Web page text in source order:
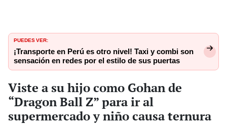
PUEDES VER:
¡Transporte en Perú es otro nivel! Taxi y combi son
sensación en redes por el estilo de sus puertas
Viste a su hijo como Gohan de
“Dragon Ball Z” para ir al
supermercado y niño causa ternura